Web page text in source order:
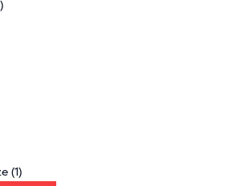
(1)